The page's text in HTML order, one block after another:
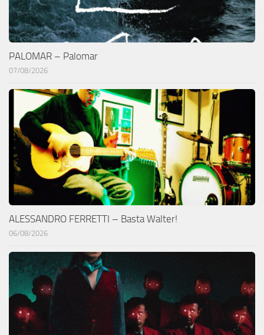
PALOMAR – Palomar
07/08/2026
ALESSANDRO FERRETTI – Basta Walter!
06/08/2026